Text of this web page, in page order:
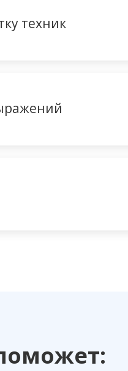
техник